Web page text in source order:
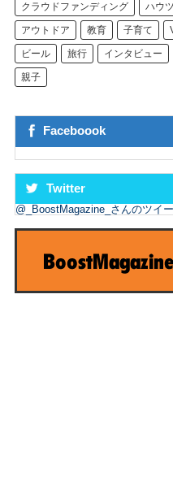
クラウドファンディング ハウ
アウトドア 教育 子育て
ビール 旅行 インタビュー
親子
Faceboook
Twitter
@_BoostMagazine_さんのツイ